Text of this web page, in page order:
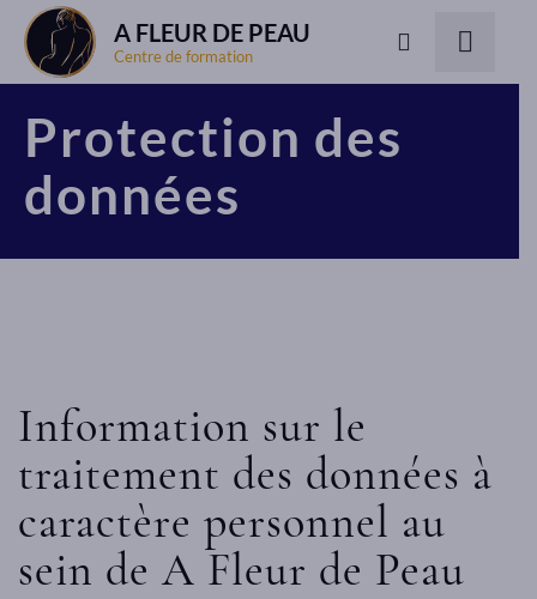
A FLEUR DE PEAU
Centre de formation
Protection des
données
Information sur le
traitement des données à
caractère personnel au
sein de A Fleur de Peau